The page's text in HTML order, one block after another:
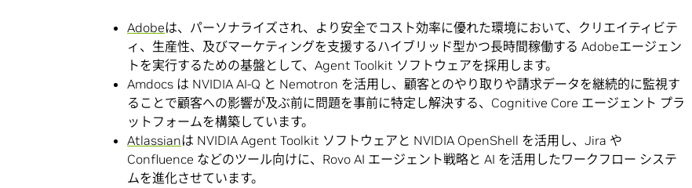
Adobeは、パーソナライズされ、より安全でコスト効率に優れた環境において、クリエイティビテ
ィ、生産性、及びマーケティングを支援するハイブリッド型かつ長時間稼働する Adobeエージェン
トを実行するための基盤として、Agent Toolkit ソフトウェアを採用します。
Amdocs は NVIDIA AI-Q と Nemotron を活用し、顧客とのやり取りや請求データを継続的に監視す
ることで顧客への影響が及ぶ前に問題を事前に特定し解決する、Cognitive Core エージェント プラ
ットフォームを構築しています。
Atlassianは NVIDIA Agent Toolkit ソフトウェアと NVIDIA OpenShell を活用し、Jira や
Confluence などのツール向けに、Rovo AI エージェント戦略と AI を活用したワークフロー システ
ムを進化させています。